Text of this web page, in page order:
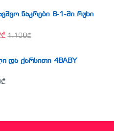
ნაკრები 6-1-ში რუხი
₾ 1,100₾
და ქარსითი 4BABY
₾